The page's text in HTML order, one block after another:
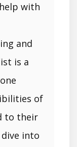
with
and
is a
of
to their
dive into